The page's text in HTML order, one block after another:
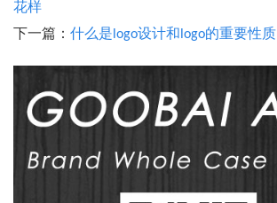
花样
下一篇： 什么是logo设计和logo的重要性质